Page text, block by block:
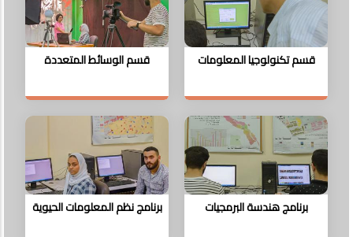
قسم تكنولوجيا المعلومات قسم الوسائط المتعددة
برنامج هندسة البرمجيات برنامج نظم المعلومات الحيوية